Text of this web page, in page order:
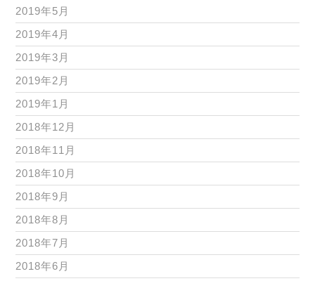
2019年5月
2019年4月
2019年3月
2019年2月
2019年1月
2018年12月
2018年11月
2018年10月
2018年9月
2018年8月
2018年7月
2018年6月